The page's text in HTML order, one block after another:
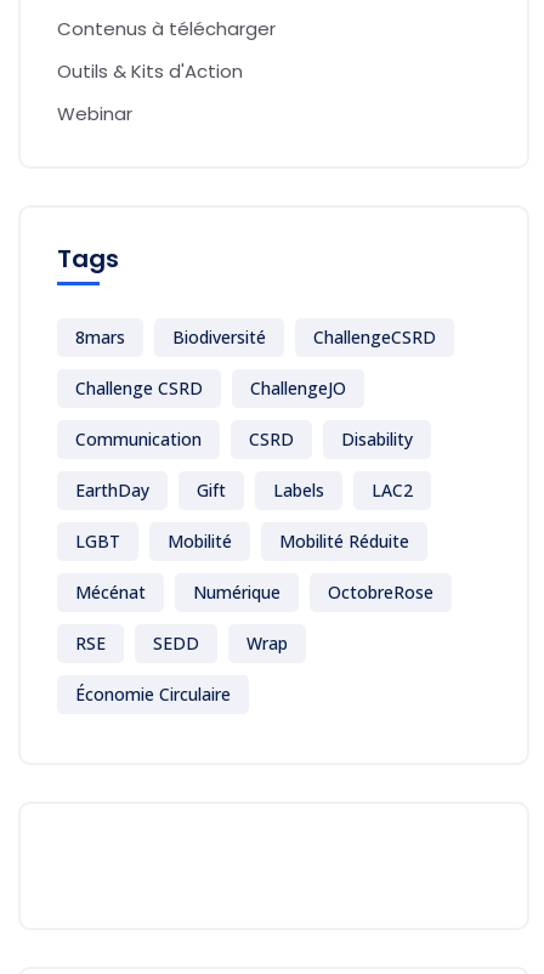
Contenus à télécharger
Outils & Kits d'Action
Webinar
Tags
8mars Biodiversité ChallengeCSRD
Challenge CSRD ChallengeJO
Communication CSRD Disability
EarthDay Gift Labels LAC2
LGBT Mobilité Mobilité Réduite
Mécénat Numérique OctobreRose
RSE SEDD Wrap
Économie Circulaire